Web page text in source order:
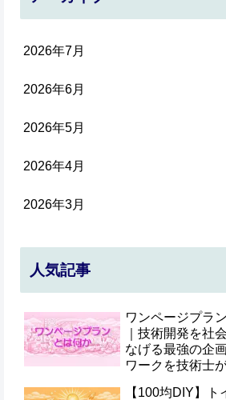
2026年7月
2026年6月
2026年5月
2026年4月
2026年3月
人気記事
ワンページプラ
｜技術開発を社
なげる最強の企
ワークを技術士
【100均DIY】ト